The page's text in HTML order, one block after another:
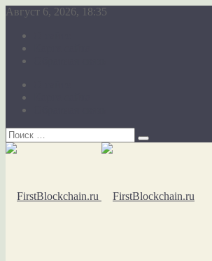
Август 6, 2026, 18:35